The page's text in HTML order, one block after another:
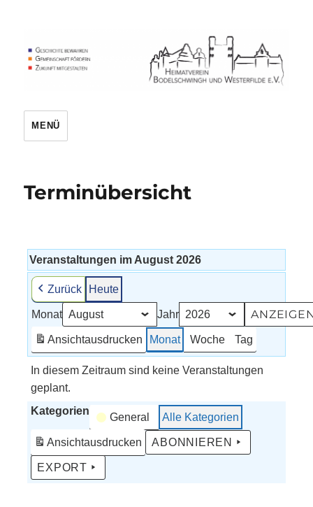
MENÜ
Terminübersicht
Veranstaltungen im August 2026
Zurück Heute
Monat Jahr
Ansichtausdrucken Monat Woche Tag
In diesem Zeitraum sind keine Veranstaltungen
geplant.
Kategorien
General Alle Kategorien
Ansichtausdrucken ABONNIEREN
EXPORT